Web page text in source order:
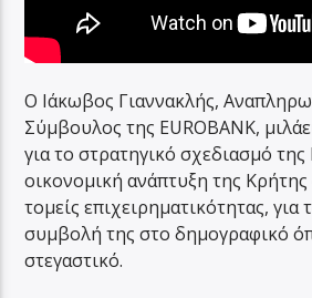
Ο Ιάκωβος Γιαννακλής,
Σύμβουλος της EUROBANK,
για το στρατηγικό σχεδιασμό της
οικονομική ανάπτυξη της
τομείς επιχειρηματικότητας, για
συμβολή της στο δημογραφικό
στεγαστικό.